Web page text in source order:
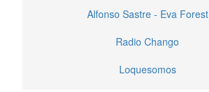
Alfonso Sastre - Eva Forest
Radio Chango
Loquesomos